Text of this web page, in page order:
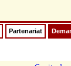
Partenariat